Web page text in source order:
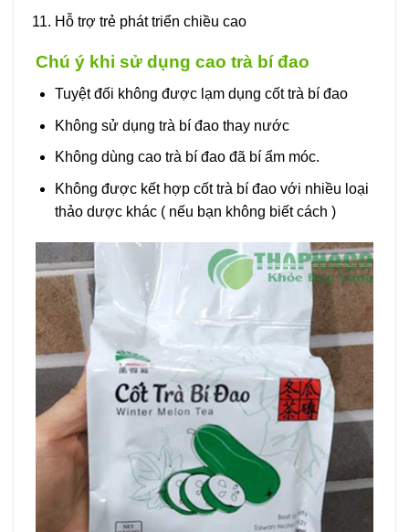
Hỗ trợ trẻ phát triển chiều cao
Chú ý khi sử dụng cao trà bí đao
Tuyệt đối không được lạm dụng cốt trà bí đao
Không sử dụng trà bí đao thay nước
Không dùng cao trà bí đao đã bí ẩm móc.
Không được kết hợp cốt trà bí đao với nhiều loại
thảo dược khác ( nếu bạn không biết cách )